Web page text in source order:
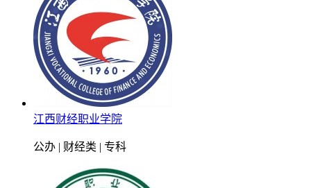
江西财经职业学院
公办 | 财经类 | 专科